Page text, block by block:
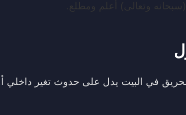
(سبحانه وتعالى) أعلم ومطلع.
في البيت يدل على حدوث تغير داخلي